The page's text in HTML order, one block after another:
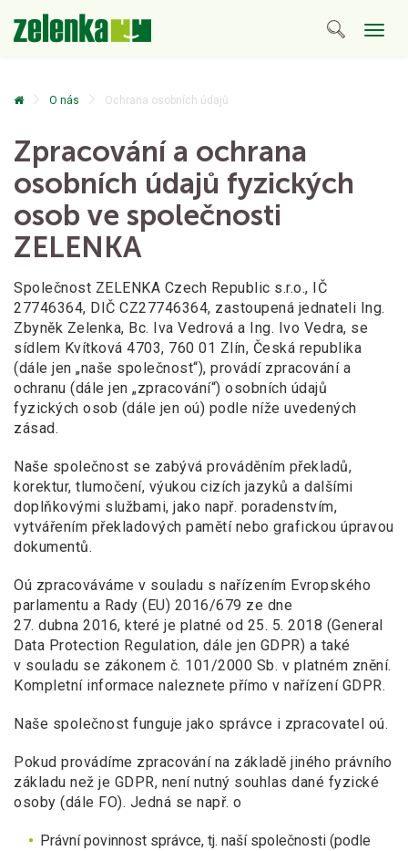
O nás Ochrana osobních údajů
Zpracování a ochrana
osobních údajů fyzických
osob ve společnosti
ZELENKA
Společnost ZELENKA Czech Republic s.r.o., IČ
27746364, DIČ CZ27746364, zastoupená jednateli Ing.
Zbyněk Zelenka, Bc. Iva Vedrová a Ing. Ivo Vedra, se
sídlem Kvítková 4703, 760 01 Zlín, Česká republika
(dále jen „naše společnost“), provádí zpracování a
ochranu (dále jen „zpracování“) osobních údajů
fyzických osob (dále jen oú) podle níže uvedených
zásad.
Naše společnost se zabývá prováděním překladů,
korektur, tlumočení, výukou cizích jazyků a dalšími
doplňkovými službami, jako např. poradenstvím,
vytvářením překladových pamětí nebo grafickou úpravou
dokumentů.
Oú zpracováváme v souladu s nařízením Evropského
parlamentu a Rady (EU) 2016/679 ze dne
27. dubna 2016, které je platné od 25. 5. 2018 (General
Data Protection Regulation, dále jen GDPR) a také
v souladu se zákonem č. 101/2000 Sb. v platném znění.
Kompletní informace naleznete přímo v nařízení GDPR.
Naše společnost funguje jako správce i zpracovatel oú.
Pokud provádíme zpracování na základě jiného právního
základu než je GDPR, není nutný souhlas dané fyzické
osoby (dále FO). Jedná se např. o
Právní povinnost správce, tj. naší společnosti (podle